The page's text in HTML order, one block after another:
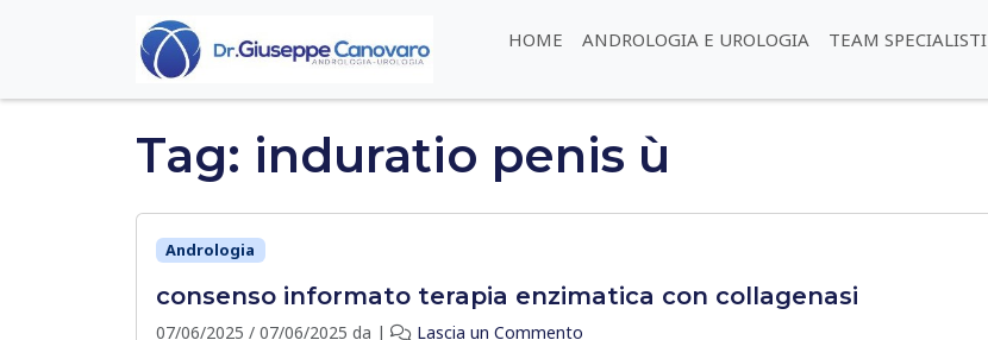
HOME ANDROLOGIA E UROLOGIA TEAM SPECIALISTI
Tag: induratio penis ù
Andrologia
consenso informato terapia enzimatica con collagenasi
07/06/2025 / 07/06/2025 da | Lascia un Commento